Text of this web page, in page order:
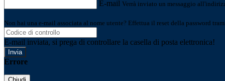
E-mail Verrà inviato un messaggio
Non hai una e-mail associata al nome utente? Effettua il reset della password
E-mail inviata, si prega di controllare la casella di posta elettronica!
Errore